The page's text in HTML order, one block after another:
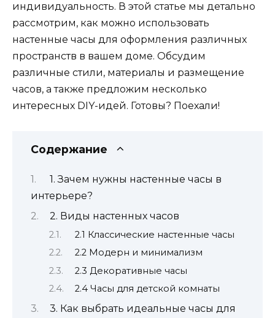
индивидуальность. В этой статье мы детально
рассмотрим, как можно использовать
настенные часы для оформления различных
пространств в вашем доме. Обсудим
различные стили, материалы и размещение
часов, а также предложим несколько
интересных DIY-идей. Готовы? Поехали!
Содержание
1. Зачем нужны настенные часы в
интерьере?
2. Виды настенных часов
2.1 Классические настенные часы
2.2 Модерн и минимализм
2.3 Декоративные часы
2.4 Часы для детской комнаты
3. Как выбрать идеальные часы для